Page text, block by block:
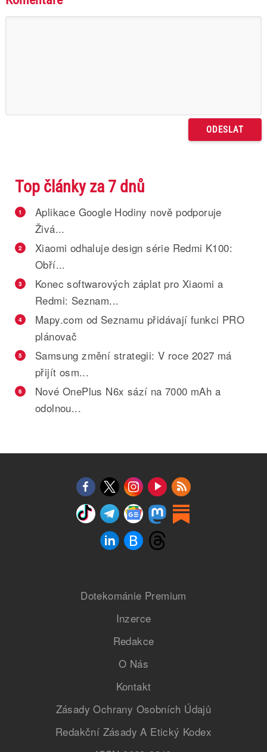
Top články za 7 dnů
1
Aplikace Google Hodiny nově podporuje
Živá...
2
Xiaomi odhaluje design série Redmi K100:
Obří...
3
Konec softwarových záplat pro Xiaomi a
Redmi: Seznam...
4
Mapy.com od Seznamu přidávají funkci PRO
plánovač
5
Samsung změní strategii: V roce 2027 má
přijít osm...
6
Nové OnePlus N6x sází na 7000 mAh a
odolnou...
Dotekománie Premium
Inzerce
Redakce
O Nás
Kontakt
Zásady Ochrany Osobních Údajů
Redakční Zásady A Etický Kodex